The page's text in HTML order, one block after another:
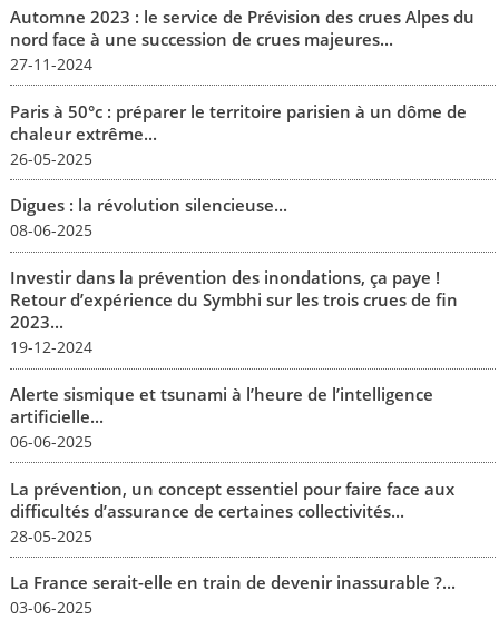
Automne 2023 : le service de Prévision des crues Alpes du
nord face à une succession de crues majeures...
27-11-2024
Paris à 50°c : préparer le territoire parisien à un dôme de
chaleur extrême...
26-05-2025
Digues : la révolution silencieuse...
08-06-2025
Investir dans la prévention des inondations, ça paye !
Retour d’expérience du Symbhi sur les trois crues de fin
2023...
19-12-2024
Alerte sismique et tsunami à l’heure de l’intelligence
artificielle...
06-06-2025
La prévention, un concept essentiel pour faire face aux
difficultés d’assurance de certaines collectivités...
28-05-2025
La France serait-elle en train de devenir inassurable ?...
03-06-2025